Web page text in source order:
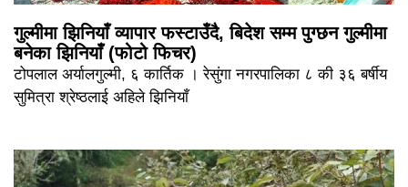
गुल्मीमा झिनियाँ व्यापार फस्टाउँदै, बिदेश सम्म पुग्छन गुल्मीमा
बनेका झिनियाँ (फोटो फिचर)
टोपलाल अर्यालगुल्मी, ६ कार्तिक । रेसुंगा नगरपालिका ८ की ३६ बर्षीय
सुमित्रा श्रेष्ठलाई अहिले झिनियाँ